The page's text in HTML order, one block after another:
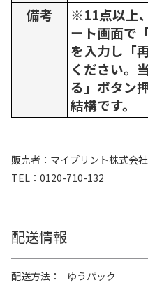
備考
※11点以上
ート画面で
を入力し「
ください。
る」ボタン
結構です。
販売者
マイプリント株式会社
TEL
0120-710-132
配送情報
配送方法
ゆうパック